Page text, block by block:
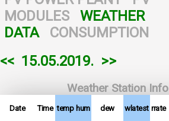
MODULES
WEATHER
DATA
CONSUMPTION
<< 15.05.2019. >>
Weather Station Info
Date Time temp hum dew wlatest rrate